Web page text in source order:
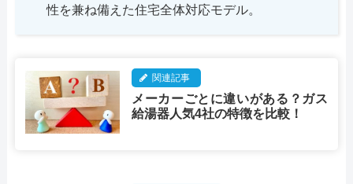
性を兼ね備えた住宅全体対応モデル。
関連記事
メーカーごとに違いがある？ガス
給湯器人気4社の特徴を比較！